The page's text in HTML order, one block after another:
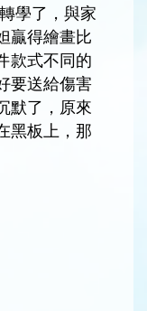
學了，與家
贏得繪畫比
款式不同的
要送給傷害
默了，原來
黑板上，那